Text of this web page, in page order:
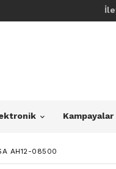
Kampayalar
AH12-08500